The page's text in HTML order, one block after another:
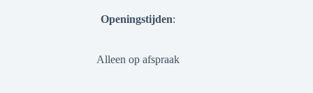
Openingstijden:
Alleen op afspraak